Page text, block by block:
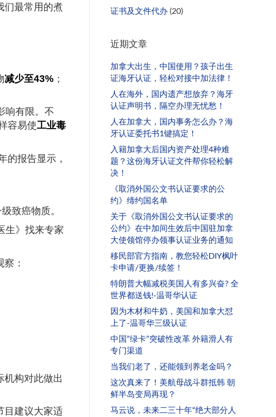
们最常用的煮
减少至43% ；
响有限。不
容易使工业毒
的报告显示，
致癌物质。
生》找来专家
：
机构对此做出
目建议大家适
证书及文件代办(20)
近期文章
加拿大出生，中国使用？孩子出生
证海牙认证，轻松对接中加法律！
人在海外，国内遗产想放弃？海牙
认证声明书，隔空办理无忧愁！
人在加拿大，国内事务怎么办？海
牙认证委托书1键搞定！
入籍加拿大后国内资产处理4种难
题？这份海牙认证文件帮你轻松解
决！
《取消外国公文书认证要求的公
约》缔约国名单
关于《取消外国公文书认证要求的
公约》在中加间生效后中国驻加拿
大使领馆停办领事认证业务的通知
移民部官方指南，教您轻松DIY枫叶
卡申请/更换/续签！
特朗普大幅减税美国人有多兴奋? 全
世界都送钱!-温哥华认证
因为木材和牛奶，美国和加拿大怼
上了-温哥华三级认证
中国”绿卡”突破性改革 外籍滑人有
专门渠道
当我们老了，还能领到养老金吗？
这次真来了！美航母战斗群抵韩 朝
鲜半岛变局再现？
马云说，未来二三十年“绝大部分人